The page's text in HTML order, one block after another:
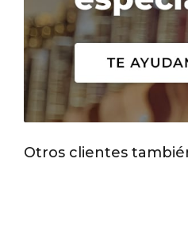
Otros clientes